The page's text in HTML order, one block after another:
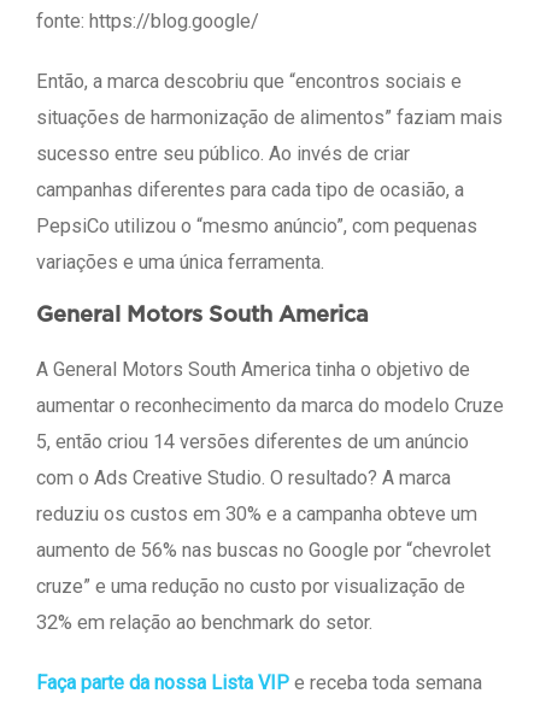
fonte: https://blog.google/
Então, a marca descobriu que “encontros sociais e
situações de harmonização de alimentos” faziam mais
sucesso entre seu público. Ao invés de criar
campanhas diferentes para cada tipo de ocasião, a
PepsiCo utilizou o “mesmo anúncio”, com pequenas
variações e uma única ferramenta.
General Motors South America
A General Motors South America tinha o objetivo de
aumentar o reconhecimento da marca do modelo Cruze
5, então criou 14 versões diferentes de um anúncio
com o Ads Creative Studio. O resultado? A marca
reduziu os custos em 30% e a campanha obteve um
aumento de 56% nas buscas no Google por “chevrolet
cruze” e uma redução no custo por visualização de
32% em relação ao benchmark do setor.
Faça parte da nossa Lista VIP e receba toda semana